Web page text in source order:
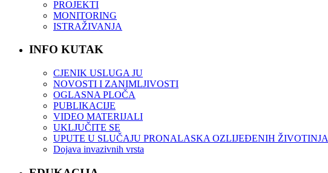
PROJEKTI
MONITORING
ISTRAŽIVANJA
INFO KUTAK
CJENIK USLUGA JU
NOVOSTI I ZANIMLJIVOSTI
OGLASNA PLOČA
PUBLIKACIJE
VIDEO MATERIJALI
UKLJUČITE SE
UPUTE U SLUČAJU PRONALASKA OZLIJEĐENIH ŽIVOTINJA
Dojava invazivnih vrsta